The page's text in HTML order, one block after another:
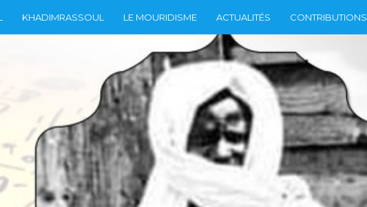
KHADIMRASSOUL LE MOURIDISME ACTUALITÉS CONTRIBUTIONS